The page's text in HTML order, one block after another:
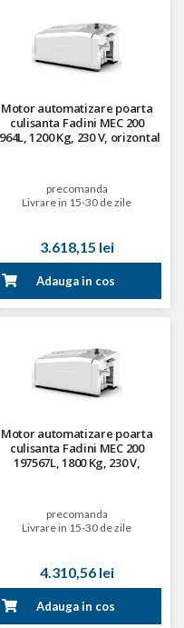
Motor automatizare poarta
culisanta Fadini MEC 200
1200 Kg, 230 V, orizontal
precomanda
Livrare in 15-30 de zile
3.618,15 lei
Adauga in cos
Motor automatizare poarta
culisanta Fadini MEC 200
197567L, 1800 Kg, 230 V,
precomanda
Livrare in 15-30 de zile
4.310,56 lei
Adauga in cos